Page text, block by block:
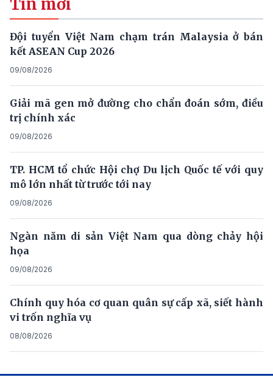
Tin mới
Đội tuyển Việt Nam chạm trán Malaysia ở bán
kết ASEAN Cup 2026
09/08/2026
Giải mã gen mở đường cho chẩn đoán sớm, điều
trị chính xác
09/08/2026
TP. HCM tổ chức Hội chợ Du lịch Quốc tế với quy
mô lớn nhất từ trước tới nay
09/08/2026
Ngàn năm di sản Việt Nam qua dòng chảy hội
họa
09/08/2026
Chính quy hóa cơ quan quân sự cấp xã, siết hành
vi trốn nghĩa vụ
08/08/2026